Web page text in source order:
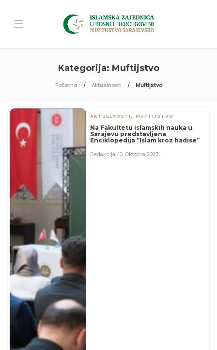
Kategorija: Muftijstvo
Početna Aktuelnosti Muftijstvo
AKTUELNOSTI ,MUFTIJSTVO
Na Fakultetu islamskih nauka u
Sarajevu predstavljena
Enciklopedija “Islam kroz hadise”
Redakcija,10. Oktobra 2023.